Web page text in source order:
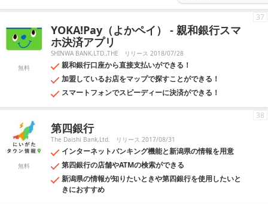
無料
YOKA!Pay（よかペイ） - 親和銀行スマ
ホ決済アプリ
SHINWA BANK,LTD.,THE リリース 2018/07/28
親和銀行口座から直接支払いができる！
加盟しているお店をマップで探すことができる！
スマートフォンでスピーディーに決済ができる！
37
無料
第四銀行
The Daishi Bank,Ltd. リリース 2017/08/31
インターネットバンキング機能と新潟県の情報を用意
第四銀行の店舗やATMの検索ができる
新潟県の情報が知りたいときや第四銀行を使用したいと
きにおすすめ
38